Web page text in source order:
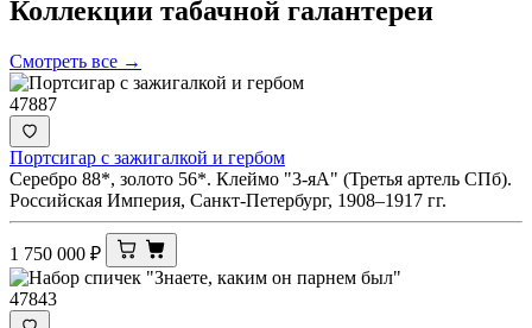
Коллекции табачной галантереи
Смотреть все →
47887
Портсигар с зажигалкой и гербом
Серебро 88*, золото 56*. Клеймо "3-яА" (Третья артель СПб).
Российская Империя, Санкт-Петербург, 1908–1917 гг.
1 750 000 ₽
47843